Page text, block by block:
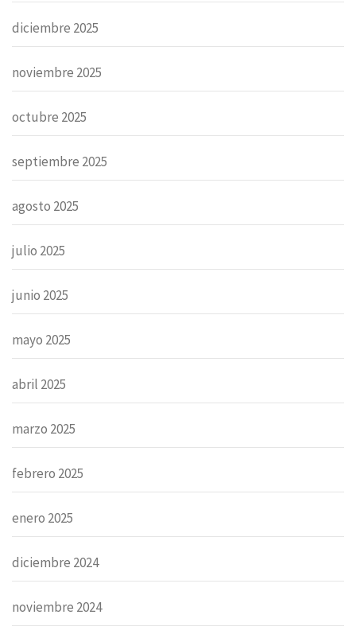
diciembre 2025
noviembre 2025
octubre 2025
septiembre 2025
agosto 2025
julio 2025
junio 2025
mayo 2025
abril 2025
marzo 2025
febrero 2025
enero 2025
diciembre 2024
noviembre 2024